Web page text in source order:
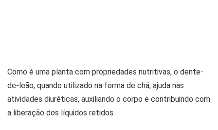
Como é uma planta com propriedades nutritivas, o dente-
de-leão, quando utilizado na forma de chá, ajuda nas
atividades diuréticas, auxiliando o corpo e contribuindo com
a liberação dos líquidos retidos.